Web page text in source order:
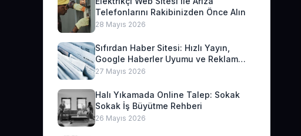
Telefonlarını Rakibinizden Önce Alın
28 Mayıs 2026
Sıfırdan Haber Sitesi: Hızlı Yayın,
Google Haberler Uyumu ve Reklam
Geliri
27 Mayıs 2026
Halı Yıkamada Online Talep: Sokak
Sokak İş Büyütme Rehberi
26 Mayıs 2026